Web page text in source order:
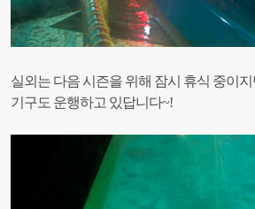
실외는 다음 시즌을 위해 잠시 휴식 중이
기구도 운행하고 있답니다~!